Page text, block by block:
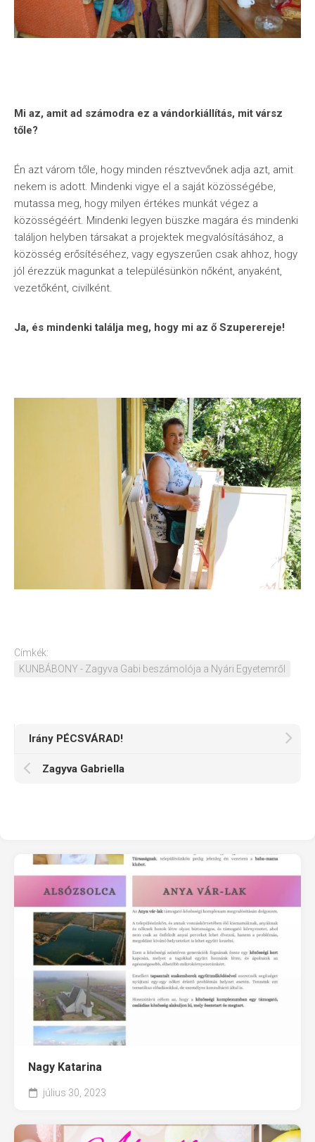
Mi az, amit ad számodra ez a vándorkiállítás, mit vársz
tőle?
Én azt várom tőle, hogy minden résztvevőnek adja azt, amit
nekem is adott. Mindenki vigye el a saját közösségébe,
mutassa meg, hogy milyen értékes munkát végez a
közösségéért. Mindenki legyen büszke magára és mindenki
találjon helyben társakat a projektek megvalósításához, a
közösség erősítéséhez, vagy egyszerűen csak ahhoz, hogy
jól érezzük magunkat a településünkön nőként, anyaként,
vezetőként, civilként.
Ja, és mindenki találja meg, hogy mi az ő Szuperereje!
Címkék:
KUNBÁBONY - Zagyva Gabi beszámolója a Nyári Egyetemről
Irány PÉCSVÁRAD!
Zagyva Gabriella
Nagy Katarina
július 30, 2023